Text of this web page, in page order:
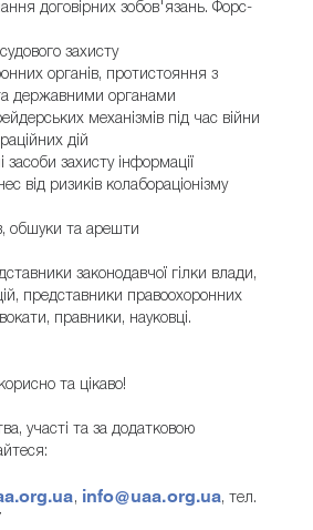
договірних зобов'язань. Форс-
захисту
органів, протистояння з
державними органами
механізмів під час війни
дій
засоби захисту інформації
від ризиків колабораціонізму
обшуки та арешти
законодавчої гілки влади,
представники правоохоронних
правники, науковці.
та цікаво!
участі та за додатковою
, info@uaa.org.ua, тел.